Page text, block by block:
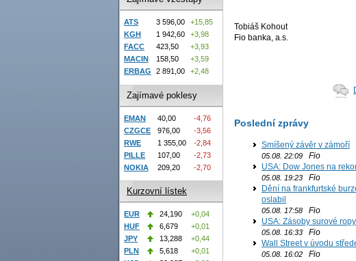
Tobiáš Kohout
Fio banka, a.s.
Poslední zprávy
Smíšený závěr v zámoří
05.08. 22:09 Fio
USA: Dow Jones na
05.08. 19:23 Fio
Dění na frankfurtské
oslabil
05.08. 17:58 Fio
USA: Zásoby surové
05.08. 16:33 Fio
Wall Street v úvodu
05.08. 16:02 Fio
ATS 3 596,00
+15,85
KGH
1 942,60
+3,98
FACC
423,50
+3,93
MACIN
158,50
+3,59
ERBAG
2 891,00 +2,48
Zajímavé poklesy
EMAN 40,00
-4,76
CZGCE
976,00
-3,56
RWE
1 355,00
-2,84
PILLE
107,00
-2,73
NOKIA
209,20 -2,70
Kurzovní lístek
EUR 24,190
+0,04
HUF
6,679
+0,01
JPY
13,288
+0,44
PLN
5,618
+0,01